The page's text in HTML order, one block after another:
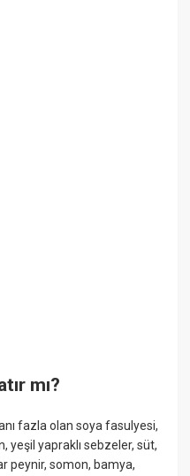
mı?
fazla olan soya fasulyesi,
yeşil yapraklı sebzeler, süt,
peynir, somon, bamya,